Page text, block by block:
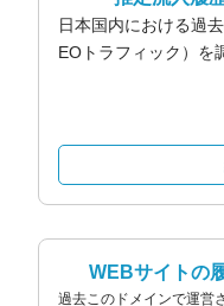
日本国内における過
EOトラフィック）を
WEBサイトの
過去このドメインで運営